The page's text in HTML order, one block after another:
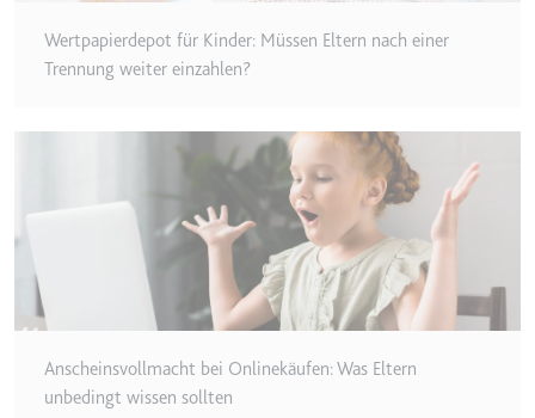
Benutzereinstellungen beim Abruf
eines auf anderen Webseiten
Ablauf:
Sitzung
HTTP-Cookie
__Secure-YNID
Anbieter:
youtube.com
Wird verwendet, um die
eingebetteten Inhalten zu
verfolgen.
Wertpapierdepot für Kinder: Müssen Eltern nach einer
Trennung weiter einzahlen?
Anscheinsvollmacht bei Onlinekäufen: Was Eltern
unbedingt wissen sollten